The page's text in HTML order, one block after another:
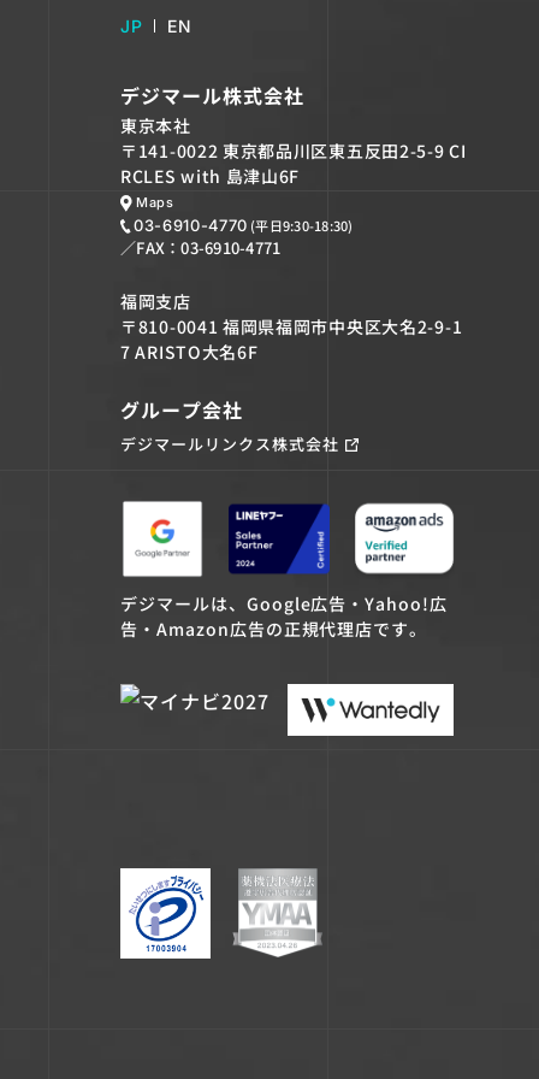
JP EN
デジマール株式会社
東京本社
〒141-0022 東京都品川区東五反田2-5-9 CI
RCLES with 島津山6F
Maps
03-6910-4770 (平日9:30-18:30)
／FAX：03-6910-4771
福岡支店
〒810-0041 福岡県福岡市中央区大名2-9-1
7 ARISTO大名6F
グループ会社
デジマールリンクス株式会社
デジマールは、Google広告・Yahoo!広
告・Amazon広告の正規代理店です。